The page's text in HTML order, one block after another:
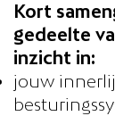
Kort
gedeelte
inzicht in:
jouw